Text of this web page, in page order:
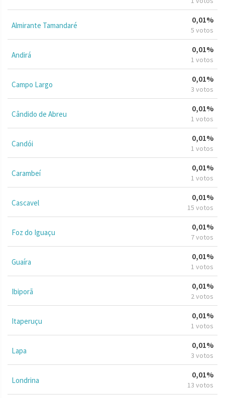
Almirante Tamandaré
0,01%
5 votos
Andirá
0,01%
1 votos
Campo Largo
0,01%
3 votos
Cândido de Abreu
0,01%
1 votos
Candói
0,01%
1 votos
Carambeí
0,01%
1 votos
Cascavel
0,01%
15 votos
Foz do Iguaçu
0,01%
7 votos
Guaíra
0,01%
1 votos
Ibiporã
0,01%
2 votos
Itaperuçu
0,01%
1 votos
Lapa
0,01%
3 votos
Londrina
0,01%
13 votos